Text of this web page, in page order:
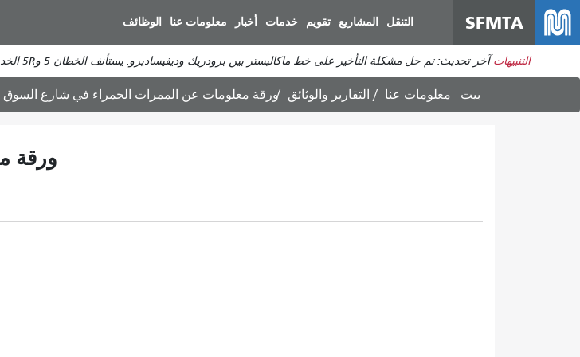
المحتوى
الرئيسي
SFMTA التنقل المشاريع تقويم خدمات أخبار معلومات عنا الوظائف
التنبيهات آخر تحديث: تم حل مشكلة التأخير على خط ماكاليستر بين برودريك وديفيساديرو. يستأنف الخطان 5 و5R الخدمة المنتظمة في الاتجاهين.
بيت معلومات عنا التقارير والوثائق ورقة معلومات عن الممرات الحمراء في شارع السوق
ورقة